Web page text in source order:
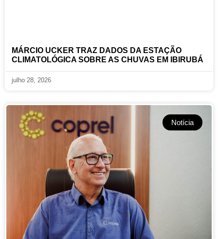
MÁRCIO UCKER TRAZ DADOS DA ESTAÇÃO
CLIMATOLÓGICA SOBRE AS CHUVAS EM IBIRUBÁ
julho 28, 2026
Notícia